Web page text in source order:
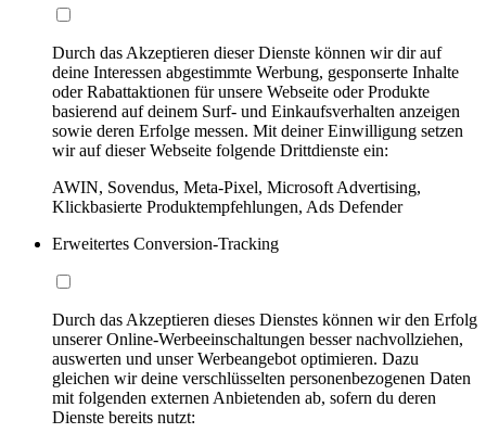
Durch das Akzeptieren dieser Dienste können wir dir auf
deine Interessen abgestimmte Werbung, gesponserte Inhalte
oder Rabattaktionen für unsere Webseite oder Produkte
basierend auf deinem Surf- und Einkaufsverhalten anzeigen
sowie deren Erfolge messen. Mit deiner Einwilligung setzen
wir auf dieser Webseite folgende Drittdienste ein:
AWIN, Sovendus, Meta-Pixel, Microsoft Advertising,
Klickbasierte Produktempfehlungen, Ads Defender
Erweitertes Conversion-Tracking
Durch das Akzeptieren dieses Dienstes können wir den Erfolg
unserer Online-Werbeeinschaltungen besser nachvollziehen,
auswerten und unser Werbeangebot optimieren. Dazu
gleichen wir deine verschlüsselten personenbezogenen Daten
mit folgenden externen Anbietenden ab, sofern du deren
Dienste bereits nutzt: